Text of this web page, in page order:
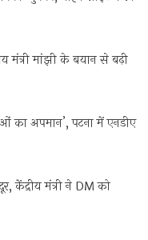
मंत्री मांझी के बयान से बढ़ी
का अपमान’, पटना में एनडीए
केंद्रीय मंत्री ने DM को